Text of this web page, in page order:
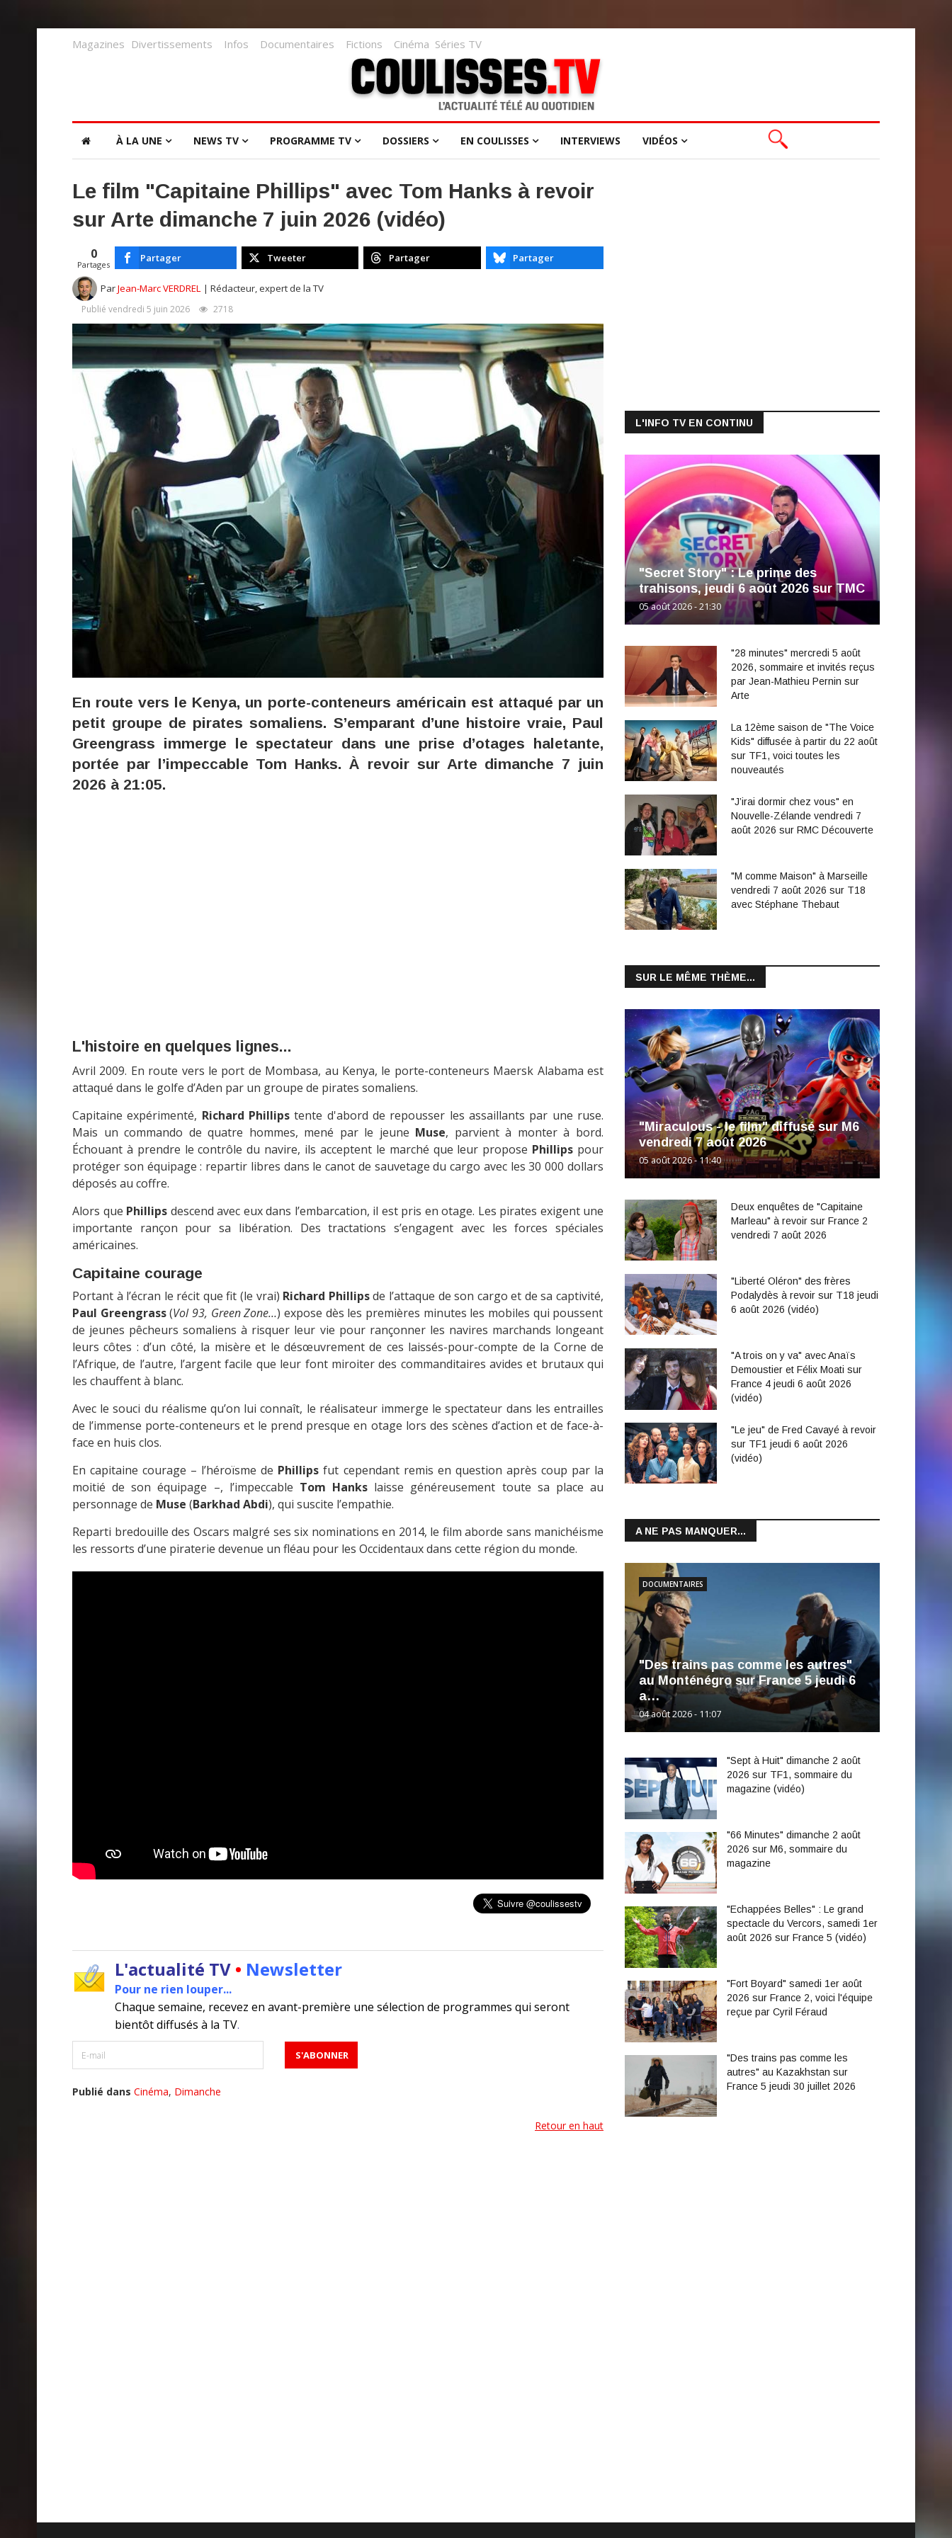
Magazines Divertissements Infos Documentaires Fictions Cinéma Séries TV
À LA UNE NEWS TV PROGRAMME TV DOSSIERS EN COULISSES INTERVIEWS VIDÉOS
Le film "Capitaine Phillips" avec Tom Hanks à revoir
sur Arte dimanche 7 juin 2026 (vidéo)
0
Partages
Partager Tweeter Partager Partager
ParJean-Marc VERDREL | Rédacteur, expert de la TV
Publié vendredi 5 juin 2026 2718
En route vers le Kenya, un porte-conteneurs américain est attaqué par un
petit groupe de pirates somaliens. S’emparant d’une histoire vraie, Paul
Greengrass immerge le spectateur dans une prise d’otages haletante,
portée par l’impeccable Tom Hanks. À revoir sur Arte dimanche 7 juin
2026 à 21:05.
L'histoire en quelques lignes...
Avril 2009. En route vers le port de Mombasa, au Kenya, le porte-conteneurs Maersk Alabama est
attaqué dans le golfe d’Aden par un groupe de pirates somaliens.
Capitaine expérimenté, Richard Phillips tente d'abord de repousser les assaillants par une ruse.
Mais un commando de quatre hommes, mené par le jeune Muse, parvient à monter à bord.
Échouant à prendre le contrôle du navire, ils acceptent le marché que leur propose Phillips pour
protéger son équipage : repartir libres dans le canot de sauvetage du cargo avec les 30 000 dollars
déposés au coffre.
Alors que Phillips descend avec eux dans l’embarcation, il est pris en otage. Les pirates exigent une
importante rançon pour sa libération. Des tractations s’engagent avec les forces spéciales
américaines.
Capitaine courage
Portant à l’écran le récit que fit (le vrai) Richard Phillipsde l’attaque de son cargo et de sa captivité,
Paul Greengrass(Vol 93, Green Zone…) expose dès les premières minutes les mobiles qui poussent
de jeunes pêcheurs somaliens à risquer leur vie pour rançonner les navires marchands longeant
leurs côtes : d’un côté, la misère et le désœuvrement de ces laissés-pour-compte de la Corne de
l’Afrique, de l’autre, l’argent facile que leur font miroiter des commanditaires avides et brutaux qui
les chauffent à blanc.
Avec le souci du réalisme qu’on lui connaît, le réalisateur immerge le spectateur dans les entrailles
de l’immense porte-conteneurs et le prend presque en otage lors des scènes d’action et de face-à-
face en huis clos.
En capitaine courage – l’héroïsme de Phillips fut cependant remis en question après coup par la
moitié de son équipage –, l’impeccable Tom Hanks laisse généreusement toute sa place au
personnage de Muse (Barkhad Abdi), qui suscite l’empathie.
Reparti bredouille des Oscars malgré ses six nominations en 2014, le film aborde sans manichéisme
les ressorts d’une piraterie devenue un fléau pour les Occidentaux dans cette région du monde.
L'actualité TV • Newsletter
Pour ne rien louper...
Chaque semaine, recevez en avant-première une sélection de programmes qui seront
bientôt diffusés à la TV.
Publié dans Cinéma, Dimanche
Retour en haut
L'INFO TV EN CONTINU
"Secret Story" : Le prime des
trahisons, jeudi 6 août 2026 sur TMC
05 août 2026 - 21:30
"28 minutes" mercredi 5 août
2026, sommaire et invités reçus
par Jean-Mathieu Pernin sur
Arte
La 12ème saison de "The Voice
Kids" diffusée à partir du 22 août
sur TF1, voici toutes les
nouveautés
"J’irai dormir chez vous" en
Nouvelle-Zélande vendredi 7
août 2026 sur RMC Découverte
"M comme Maison" à Marseille
vendredi 7 août 2026 sur T18
avec Stéphane Thebaut
SUR LE MÊME THÈME...
"Miraculous - le film" diffusé sur M6
vendredi 7 août 2026
05 août 2026 - 11:40
Deux enquêtes de "Capitaine
Marleau" à revoir sur France 2
vendredi 7 août 2026
"Liberté Oléron" des frères
Podalydès à revoir sur T18 jeudi
6 août 2026 (vidéo)
"A trois on y va" avec Anaïs
Demoustier et Félix Moati sur
France 4 jeudi 6 août 2026
(vidéo)
"Le jeu" de Fred Cavayé à revoir
sur TF1 jeudi 6 août 2026
(vidéo)
A NE PAS MANQUER...
"Des trains pas comme les autres"
au Monténégro sur France 5 jeudi 6
a…
04 août 2026 - 11:07
DOCUMENTAIRES
"Sept à Huit" dimanche 2 août
2026 sur TF1, sommaire du
magazine (vidéo)
"66 Minutes" dimanche 2 août
2026 sur M6, sommaire du
magazine
"Echappées Belles" : Le grand
spectacle du Vercors, samedi 1er
août 2026 sur France 5 (vidéo)
"Fort Boyard" samedi 1er août
2026 sur France 2, voici l'équipe
reçue par Cyril Féraud
"Des trains pas comme les
autres" au Kazakhstan sur
France 5 jeudi 30 juillet 2026